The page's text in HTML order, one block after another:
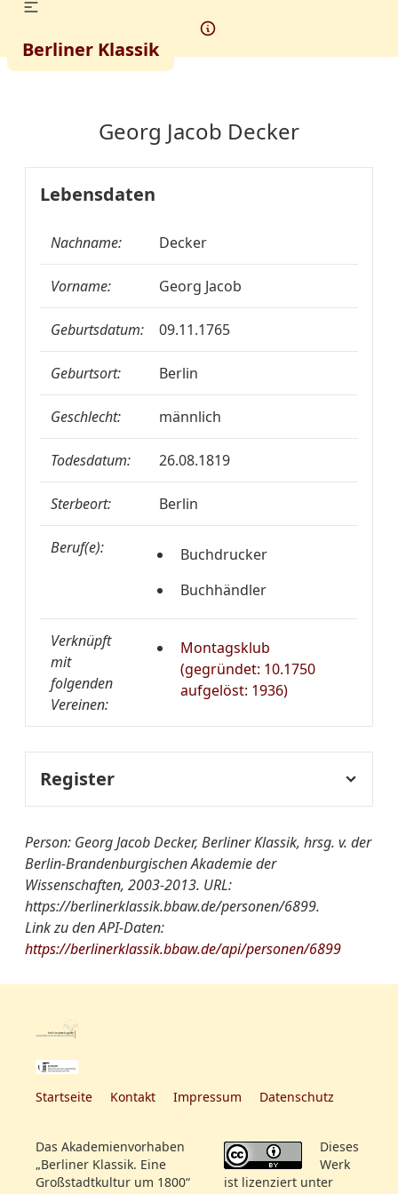
Berliner Klassik
Georg Jacob Decker
Lebensdaten
Nachname: Decker
Vorname: Georg Jacob
Geburtsdatum: 09.11.1765
Geburtsort: Berlin
Geschlecht: männlich
Todesdatum: 26.08.1819
Sterbeort: Berlin
Beruf(e):
Buchdrucker
Buchhändler
Verknüpft
mit
folgenden
Vereinen:
Montagsklub
(gegründet: 10.1750
aufgelöst: 1936)
Register
Buchhändler
Gruppen/Vereinigungen-
Register:
Montagsclub
Person: Georg Jacob Decker, Berliner Klassik, hrsg. v. der
Berlin-Brandenburgischen Akademie der
Wissenschaften, 2003-2013. URL:
https://berlinerklassik.bbaw.de/personen/6899.
Link zu den API-Daten:
https://berlinerklassik.bbaw.de/api/personen/6899
Startseite Kontakt Impressum Datenschutz
Das Akademienvorhaben
„Berliner Klassik. Eine
Großstadtkultur um 1800“
Dieses
Werk
ist lizenziert unter